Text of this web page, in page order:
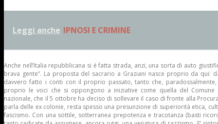
Leggi anche IPNOSI E CRIMINE
Anche nell’Italia repubblicana si è fatta strada, anzi, una sorta di auto
brava gente”. La proposta del sacrario a Graziani nasce proprio da qui:
davvero fatto i conti con il proprio passato, tanto che,
proprio le voci che si oppongono a iniziative come quella del Comune
nazionale, che il 5 ottobre ha deciso di sollevare il caso di fronte alla
parla delle ex colonie, resta spesso una presunzione di superiorità etica,
fascismo. Con una sottile, sotterranea prepotenza e tracotanza (basti